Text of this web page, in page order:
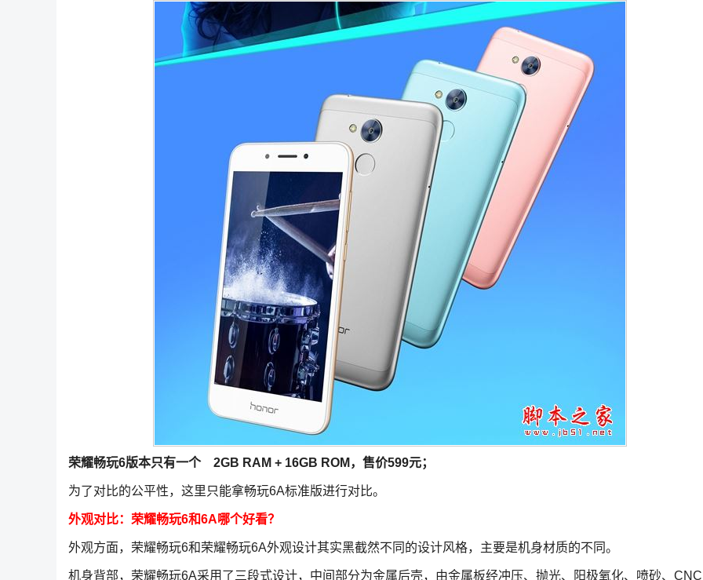
荣耀畅玩6版本只有一个 2GB RAM + 16GB ROM，售价599元；
为了对比的公平性，这里只能拿畅玩6A标准版进行对比。
外观对比：荣耀畅玩6和6A哪个好看？
外观方面，荣耀畅玩6和荣耀畅玩6A外观设计其实黑截然不同的设计风格，主要是机身材质的不同。
机身背部，荣耀畅玩6A采用了三段式设计，中间部分为金属后壳，由金属板经冲压、抛光、阳极氧化、喷砂、CNC